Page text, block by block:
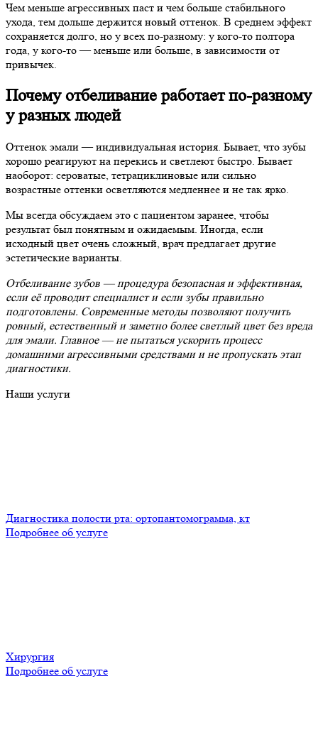
Чем меньше агрессивных паст и чем больше стабильного
ухода, тем дольше держится новый оттенок. В среднем эффект
сохраняется долго, но у всех по-разному: у кого-то полтора
года, у кого-то — меньше или больше, в зависимости от
привычек.
Почему отбеливание работает по-разному
у разных людей
Оттенок эмали — индивидуальная история. Бывает, что зубы
хорошо реагируют на перекись и светлеют быстро. Бывает
наоборот: сероватые, тетрациклиновые или сильно
возрастные оттенки осветляются медленнее и не так ярко.
Мы всегда обсуждаем это с пациентом заранее, чтобы
результат был понятным и ожидаемым. Иногда, если
исходный цвет очень сложный, врач предлагает другие
эстетические варианты.
Отбеливание зубов — процедура безопасная и эффективная,
если её проводит специалист и если зубы правильно
подготовлены. Современные методы позволяют получить
ровный, естественный и заметно более светлый цвет без вреда
для эмали. Главное — не пытаться ускорить процесс
домашними агрессивными средствами и не пропускать этап
диагностики.
Наши услуги
Диагностика полости рта: ортопантомограмма, кт
Подробнее об услуге
Хирургия
Подробнее об услуге